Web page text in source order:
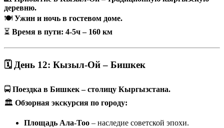
деревню.
🍽 Ужин и ночь в гостевом доме.
⏳ Время в пути: 4-5ч – 160 км
🗓 День 12: Кызыл-Ой – Бишкек
🚍 Поездка в Бишкек – столицу Кыргызстана.
🏛 Обзорная экскурсия по городу:
Площадь Ала-Тоо – наследие советской эпохи.